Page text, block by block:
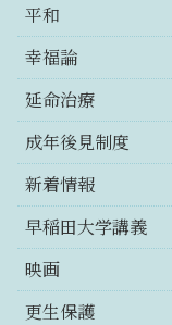
平和
幸福論
延命治療
成年後見制度
新着情報
早稲田大学講義
映画
更生保護